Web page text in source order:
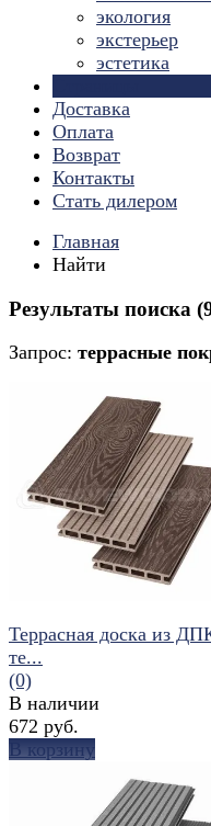
экология
экстерьер
эстетика
Доставка
Оплата
Возврат
Контакты
Стать дилером
Главная
Найти
Результаты поиска
Запрос: террасные
Террасная доска из
те...
(0)
В наличии
672 руб.
В корзину